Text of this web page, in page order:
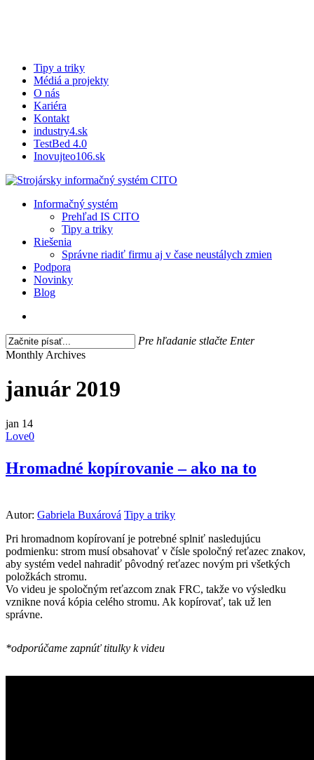
Tipy a triky
Médiá a projekty
O nás
Kariéra
Kontakt
industry4.sk
TestBed 4.0
Inovujteo106.sk
search
Menu
Informačný systém
Prehľad IS CITO
Tipy a triky
Riešenia
Správne riadiť firmu aj v čase neustálych zmien
Podpora
Novinky
Blog
Pre hľadanie stlačte Enter
Close
Monthly Archives
január 2019
jan 14
Love0
Hromadné kopírovanie – ako na to
Autor: Gabriela Buxárová Tipy a triky
Pri hromadnom kopírovaní je potrebné splniť nasledujúcu
podmienku: strom musí obsahovať v čísle spoločný reťazec znakov,
aby systém vedel nahradiť pôvodný reťazec novým pri všetkých
položkách stromu.
Vo videu je spoločným reťazcom znak FRC, takže vo výsledku
vznikne nová kópia celého stromu. Ak kopírovať, tak už len
správne.
*odporúčame zapnúť titulky k videu